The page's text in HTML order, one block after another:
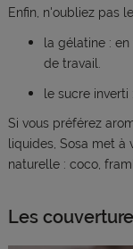
Enfin, n'oubliez pas
la gélatine :
de travail.
le sucre inverti
Si vous préférez
liquides, Sosa met
naturelle : coco,
Les